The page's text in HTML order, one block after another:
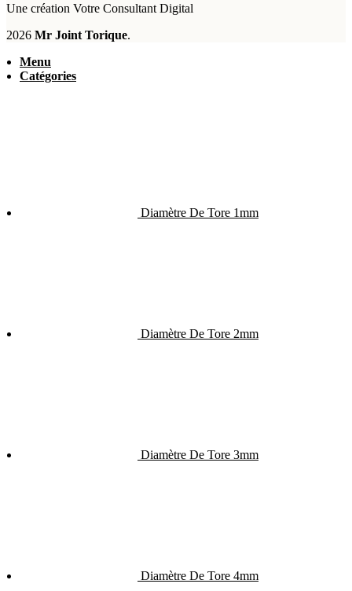
Une création Votre Consultant Digital
2026 Mr Joint Torique.
Menu
Catégories
Diamètre De Tore 1mm
Diamètre De Tore 2mm
Diamètre De Tore 3mm
Diamètre De Tore 4mm